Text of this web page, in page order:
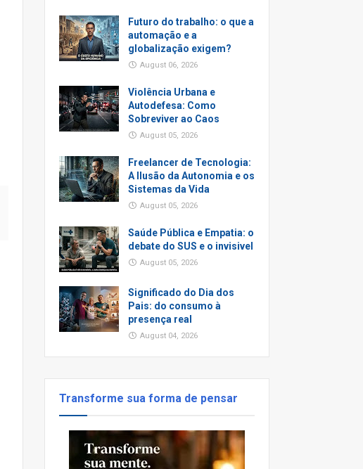
Futuro do trabalho: o que a
automação e a
globalização exigem?
August 06, 2026
Violência Urbana e
Autodefesa: Como
Sobreviver ao Caos
August 05, 2026
Freelancer de Tecnologia:
A Ilusão da Autonomia e os
Sistemas da Vida
August 05, 2026
Saúde Pública e Empatia: o
debate do SUS e o invisivel
August 05, 2026
Significado do Dia dos
Pais: do consumo à
presença real
August 04, 2026
Transforme sua forma de pensar